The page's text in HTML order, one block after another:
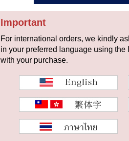
Important
For international orders, we kindly
in your preferred language using
with your purchase.